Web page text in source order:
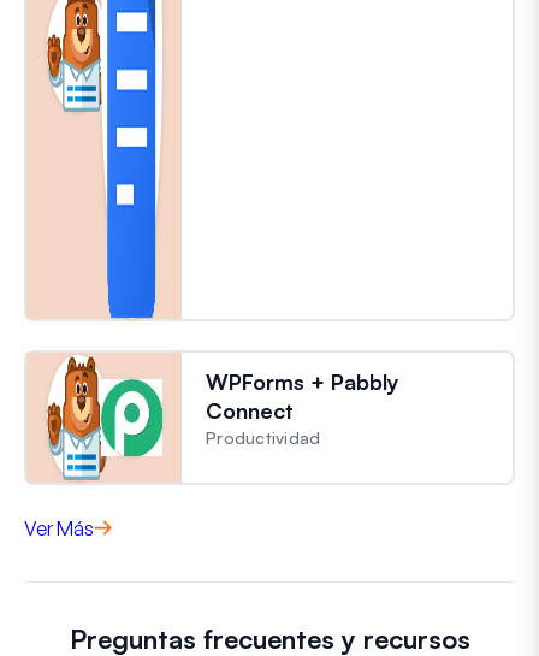
WPForms + Pabbly
Connect
Productividad
Ver Más
Preguntas frecuentes y recursos